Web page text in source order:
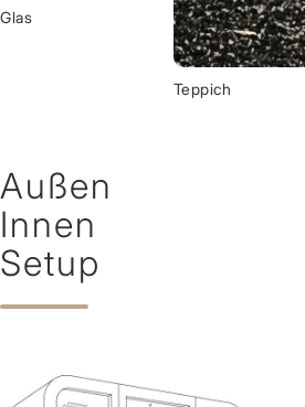
Glas
Teppich
Außen
Innen
Setup